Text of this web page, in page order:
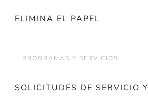
ELIMINA EL PAPEL
PROGRAMAS Y SERVICIOS
SOLICITUDES DE SERVICIO Y